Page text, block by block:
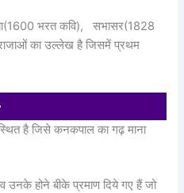
भरत कवि), सभासर(1828
का उल्लेख है जिसमें प्रथम
है जिसे कनकपाल का गढ़ माना
होने बीके प्रमाण दिये गए हैं जो